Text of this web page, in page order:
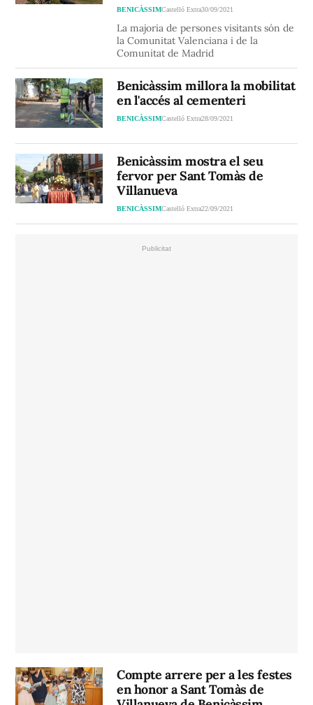
BENICÀSSIMCastelló Extra30/09/2021
La majoria de persones visitants són de
la Comunitat Valenciana i de la
Comunitat de Madrid
Benicàssim millora la mobilitat
en l'accés al cementeri
BENICÀSSIMCastelló Extra28/09/2021
Benicàssim mostra el seu
fervor per Sant Tomàs de
Villanueva
BENICÀSSIMCastelló Extra22/09/2021
Compte arrere per a les festes
en honor a Sant Tomàs de